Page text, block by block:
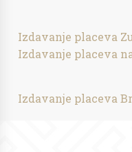
Izdavanje placeva
Izdavanje placeva
Izdavanje placeva